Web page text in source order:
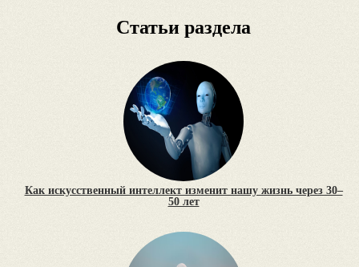
Статьи раздела
Как искусственный интеллект изменит нашу жизнь через 30–
50 лет